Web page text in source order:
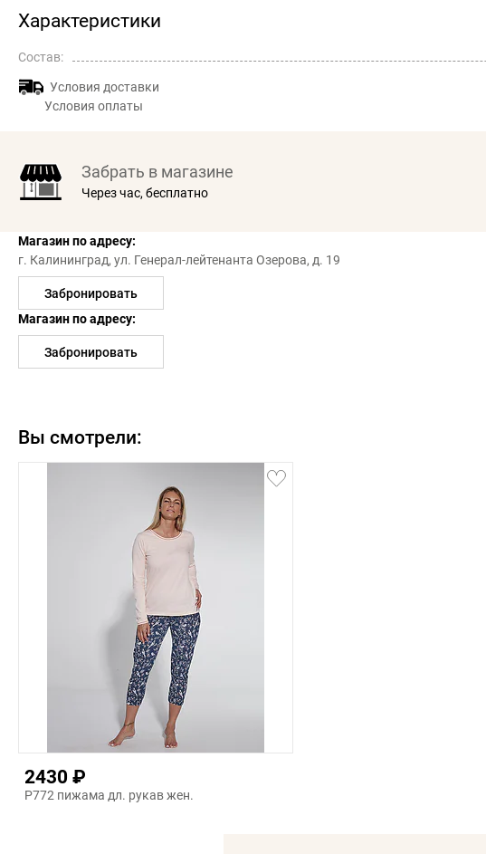
Характеристики
Состав:
Условия доставки
Условия оплаты
Забрать в магазине
Через час, бесплатно
Магазин по адресу:
г. Калининград, ул. Генерал-лейтенанта Озерова, д. 19
Забронировать
Магазин по адресу:
Забронировать
Вы смотрели:
2430 ₽
P772 пижама дл. рукав жен.